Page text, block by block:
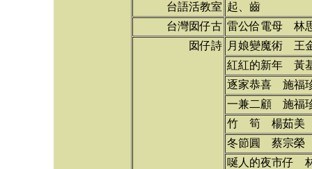
台語活教室 起、齒
台灣囡仔古 雷公佮電母 林
囡仔詩
月娘變魔術 王
紅紅的新年 黃
逐家恭喜 施福
一兼二顧 施福
竹 筍 楊茹美
冬節圓 蔡宗榮
唌人的夜市仔